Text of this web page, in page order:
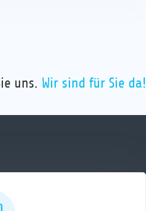
uns. Wir sind für Sie da!